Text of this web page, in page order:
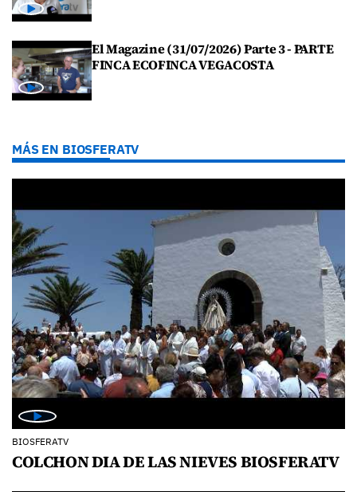
El Magazine (31/07/2026) Parte 3 - PARTE
FINCA ECOFINCA VEGACOSTA
MÁS EN BIOSFERATV
BIOSFERATV
COLCHON DIA DE LAS NIEVES BIOSFERATV